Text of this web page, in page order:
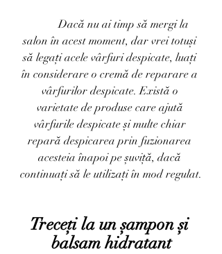
	Dacă nu ai timp să mergi la
salon în acest moment, dar vrei totuși
să legați acele vârfuri despicate, luați
în considerare o cremă de reparare a
vârfurilor despicate. Există o
varietate de produse care ajută
vârfurile despicate și multe chiar
repară despicarea prin fuzionarea
acesteia înapoi pe șuviță, dacă
continuați să le utilizați în mod regulat.
Treceți la un șampon și
balsam hidratant